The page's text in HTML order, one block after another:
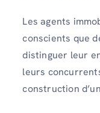
Les agents
conscients que
distinguer leur
leurs
construction